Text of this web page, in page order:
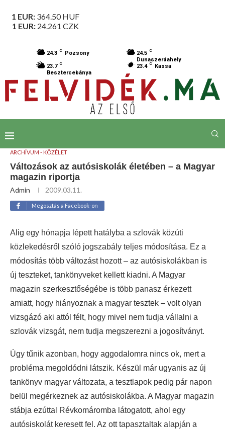
1 EUR: 364.50HUF
1 EUR: 24.261 CZK
24.3 C Pozsony 24.5 C
Dunaszerdahely
23.7 C
Besztercebánya
23.4 C Kassa
ARCHÍVUM - KÖZÉLET
Változások az autósiskolák életében – a Magyar
magazin riportja
Admin 2009.03.11.
Megosztás a Facebook-on
Alig egy hónapja lépett hatályba a szlovák közúti
közlekedésről szóló jogszabály teljes módosítása. Ez a
módosítás több változást hozott – az autósiskolákban is
új teszteket, tankönyveket kellett kiadni. A Magyar
magazin szerkesztőségébe is több panasz érkezett
amiatt, hogy hiányoznak a magyar tesztek – volt olyan
vizsgázó aki attól félt, hogy mivel nem tudja vállalni a
szlovák vizsgát, nem tudja megszerezni a jogosítványt.
Úgy tűnik azonban, hogy aggodalomra nincs ok, mert a
probléma megoldódni látszik. Készül már ugyanis az új
tankönyv magyar változata, a tesztlapok pedig pár napon
belül megérkeznek az autósiskolákba. A Magyar magazin
stábja ezúttal Révkomáromba látogatott, ahol egy
autósiskolát keresett fel. Az ott tapasztaltak alapján a